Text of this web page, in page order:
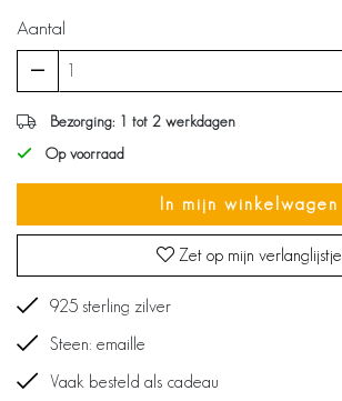
Aantal
Bezorging: 1 tot 2 werkdagen
Op voorraad
In mijn winkelwagen
Zet op mijn verlanglijstje
925 sterling zilver
Steen: emaille
Vaak besteld als cadeau